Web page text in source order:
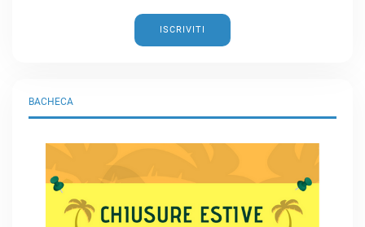
BACHECA
ISCRIVITI